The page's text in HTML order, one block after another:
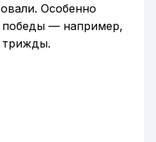
Особенно
победы — например,
трижды.